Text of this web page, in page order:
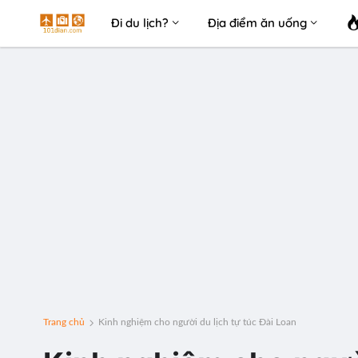
Đi du lịch? Địa điểm ăn uống
Trang chủ Kinh nghiệm cho người du lịch tự túc Đài Loan